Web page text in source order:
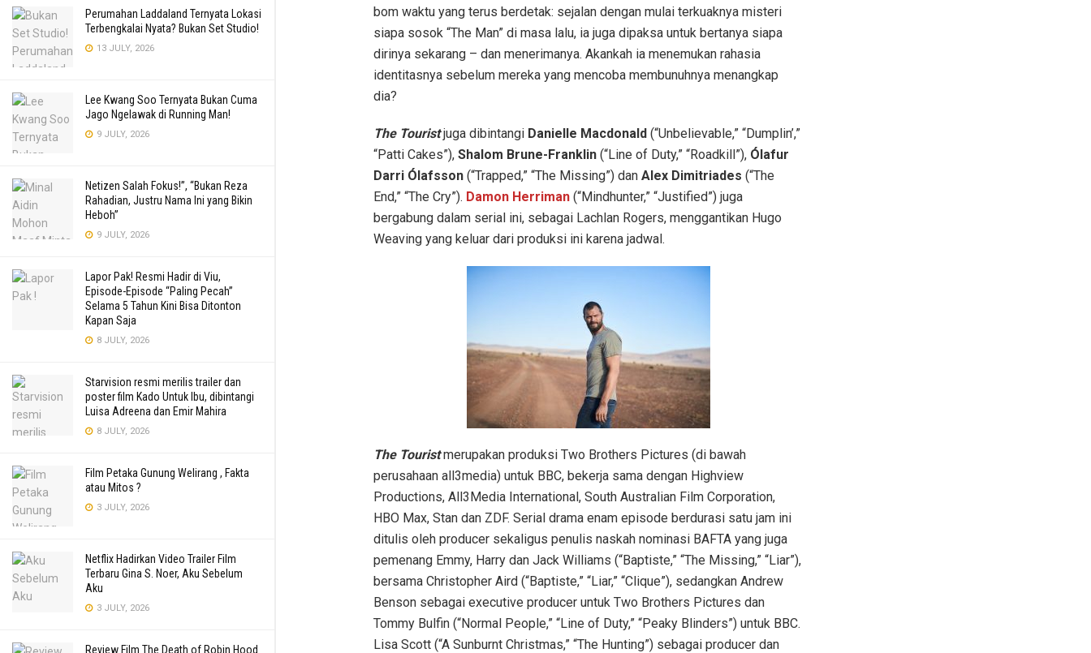
Perumahan Laddaland Ternyata Lokasi
Terbengkalai Nyata? Bukan Set Studio!
13 JULY, 2026
Lee Kwang Soo Ternyata Bukan Cuma
Jago Ngelawak di Running Man!
9 JULY, 2026
Netizen Salah Fokus!”, “Bukan Reza
Rahadian, Justru Nama Ini yang Bikin
Heboh”
9 JULY, 2026
Lapor Pak! Resmi Hadir di Viu,
Episode-Episode “Paling Pecah”
Selama 5 Tahun Kini Bisa Ditonton
Kapan Saja
8 JULY, 2026
Starvision resmi merilis trailer dan
poster film Kado Untuk Ibu, dibintangi
Luisa Adreena dan Emir Mahira
8 JULY, 2026
Film Petaka Gunung Welirang , Fakta
atau Mitos ?
3 JULY, 2026
Netflix Hadirkan Video Trailer Film
Terbaru Gina S. Noer, Aku Sebelum
Aku
3 JULY, 2026
Review Film The Death of Robin Hood
bom waktu yang terus berdetak: sejalan dengan mulai terkuaknya misteri
siapa sosok “The Man” di masa lalu, ia juga dipaksa untuk bertanya siapa
dirinya sekarang – dan menerimanya. Akankah ia menemukan rahasia
identitasnya sebelum mereka yang mencoba membunuhnya menangkap
dia?
The Touristjuga dibintangi Danielle Macdonald (“Unbelievable,” “Dumplin’,”
“Patti Cakes”), Shalom Brune-Franklin (“Line of Duty,” “Roadkill”), Ólafur
Darri Ólafsson (“Trapped,” “The Missing”) dan Alex Dimitriades (“The
End,” “The Cry”). Damon Herriman (“Mindhunter,” “Justified”) juga
bergabung dalam serial ini, sebagai Lachlan Rogers, menggantikan Hugo
Weaving yang keluar dari produksi ini karena jadwal.
The Touristmerupakan produksi Two Brothers Pictures (di bawah
perusahaan all3media) untuk BBC, bekerja sama dengan Highview
Productions, All3Media International, South Australian Film Corporation,
HBO Max, Stan dan ZDF. Serial drama enam episode berdurasi satu jam ini
ditulis oleh producer sekaligus penulis naskah nominasi BAFTA yang juga
pemenang Emmy, Harry dan Jack Williams (“Baptiste,” “The Missing,” “Liar”),
bersama Christopher Aird (“Baptiste,” “Liar,” “Clique”), sedangkan Andrew
Benson sebagai executive producer untuk Two Brothers Pictures dan
Tommy Bulfin (“Normal People,” “Line of Duty,” “Peaky Blinders”) untuk BBC.
Lisa Scott (“A Sunburnt Christmas,” “The Hunting”) sebagai producer dan